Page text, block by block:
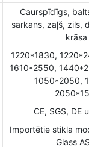
Caurspīdīgs,
sarkans, zaļš, zils,
krāsa
1220*1830,
1610*2550,
1050*2050,
CE, SGS, DE
Importētie stikla
Glass